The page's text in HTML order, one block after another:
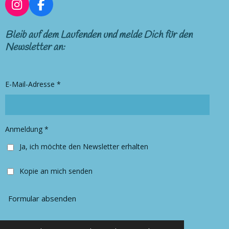
I
n
s
t
a
a
F
a
c
e
b
k
Bleib auf dem Laufenden und melde Dich für den
Newsletter an:
E-Mail-Adresse *
Anmeldung *
Ja, ich möchte den Newsletter erhalten
Kopie an mich senden
Formular absenden